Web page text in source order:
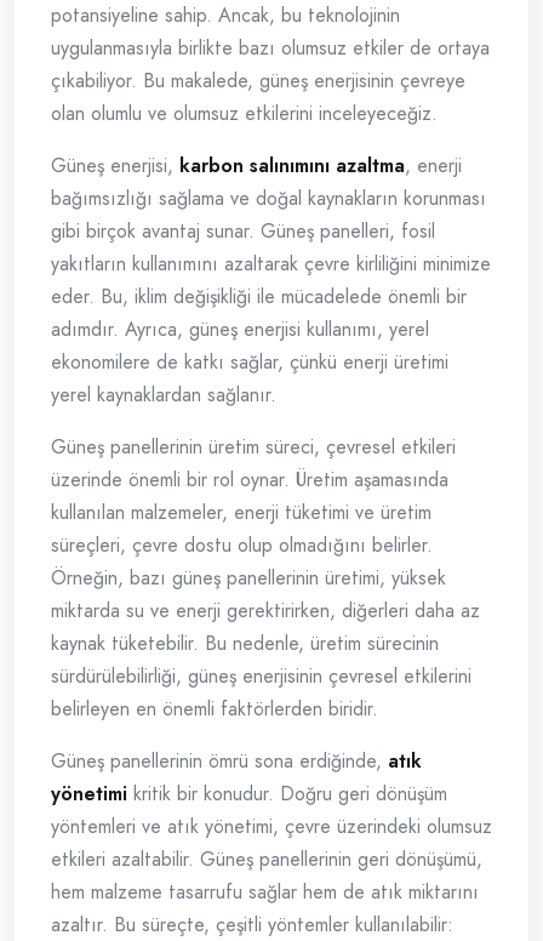
potansiyeline sahip. Ancak, bu teknolojinin
uygulanmasıyla birlikte bazı olumsuz etkiler de ortaya
çıkabiliyor. Bu makalede, güneş enerjisinin çevreye
olan olumlu ve olumsuz etkilerini inceleyeceğiz.
Güneş enerjisi, karbon salınımını azaltma, enerji
bağımsızlığı sağlama ve doğal kaynakların korunması
gibi birçok avantaj sunar. Güneş panelleri, fosil
yakıtların kullanımını azaltarak çevre kirliliğini minimize
eder. Bu, iklim değişikliği ile mücadelede önemli bir
adımdır. Ayrıca, güneş enerjisi kullanımı, yerel
ekonomilere de katkı sağlar, çünkü enerji üretimi
yerel kaynaklardan sağlanır.
Güneş panellerinin üretim süreci, çevresel etkileri
üzerinde önemli bir rol oynar. Üretim aşamasında
kullanılan malzemeler, enerji tüketimi ve üretim
süreçleri, çevre dostu olup olmadığını belirler.
Örneğin, bazı güneş panellerinin üretimi, yüksek
miktarda su ve enerji gerektirirken, diğerleri daha az
kaynak tüketebilir. Bu nedenle, üretim sürecinin
sürdürülebilirliği, güneş enerjisinin çevresel etkilerini
belirleyen en önemli faktörlerden biridir.
Güneş panellerinin ömrü sona erdiğinde, atık
yönetimi kritik bir konudur. Doğru geri dönüşüm
yöntemleri ve atık yönetimi, çevre üzerindeki olumsuz
etkileri azaltabilir. Güneş panellerinin geri dönüşümü,
hem malzeme tasarrufu sağlar hem de atık miktarını
azaltır. Bu süreçte, çeşitli yöntemler kullanılabilir: